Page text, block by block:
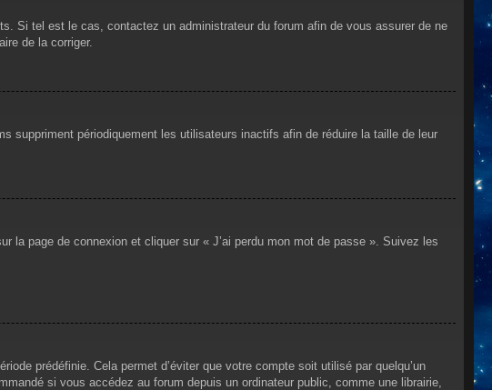
Si tel est le cas, contactez un administrateur du forum afin de vous assurer de ne
de la corriger.
suppriment périodiquement les utilisateurs inactifs afin de réduire la taille de leur
la page de connexion et cliquer sur « J’ai perdu mon mot de passe ». Suivez les
prédéfinie. Cela permet d’éviter que votre compte soit utilisé par quelqu’un
si vous accédez au forum depuis un ordinateur public, comme une librairie,